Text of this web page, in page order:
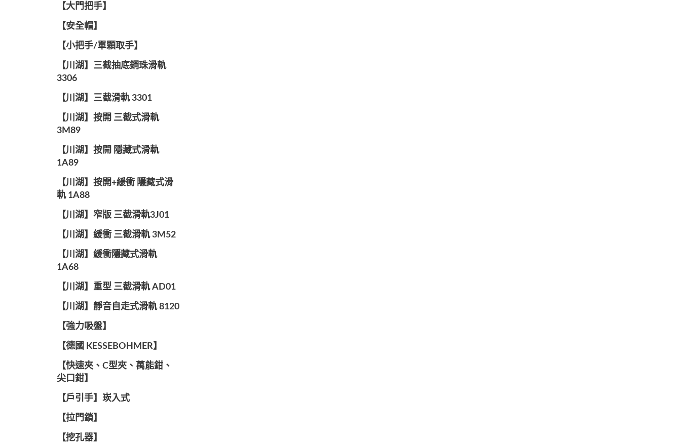
【大門把手】
【安全帽】
【小把手/單顆取手】
【川湖】三截抽底鋼珠滑軌
3306
【川湖】三截滑軌 3301
【川湖】按開 三截式滑軌
3M89
【川湖】按開 隱藏式滑軌
1A89
【川湖】按開+緩衝 隱藏式滑
軌 1A88
【川湖】窄版 三截滑軌3J01
【川湖】緩衝 三截滑軌 3M52
【川湖】緩衝隱藏式滑軌
1A68
【川湖】重型 三截滑軌 AD01
【川湖】靜音自走式滑軌 8120
【強力吸盤】
【德國 KESSEBOHMER】
【快速夾、C型夾、萬能鉗、
尖口鉗】
【戶引手】崁入式
【拉門鎖】
【挖孔器】